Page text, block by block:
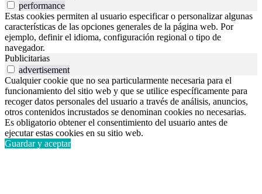
performance
Estas cookies permiten al usuario especificar o personalizar algunas
características de las opciones generales de la página web. Por
ejemplo, definir el idioma, configuración regional o tipo de
navegador.
Publicitarias
advertisement
Cualquier cookie que no sea particularmente necesaria para el
funcionamiento del sitio web y que se utilice específicamente para
recoger datos personales del usuario a través de análisis, anuncios,
otros contenidos incrustados se denominan cookies no necesarias.
Es obligatorio obtener el consentimiento del usuario antes de
ejecutar estas cookies en su sitio web.
Guardar y aceptar